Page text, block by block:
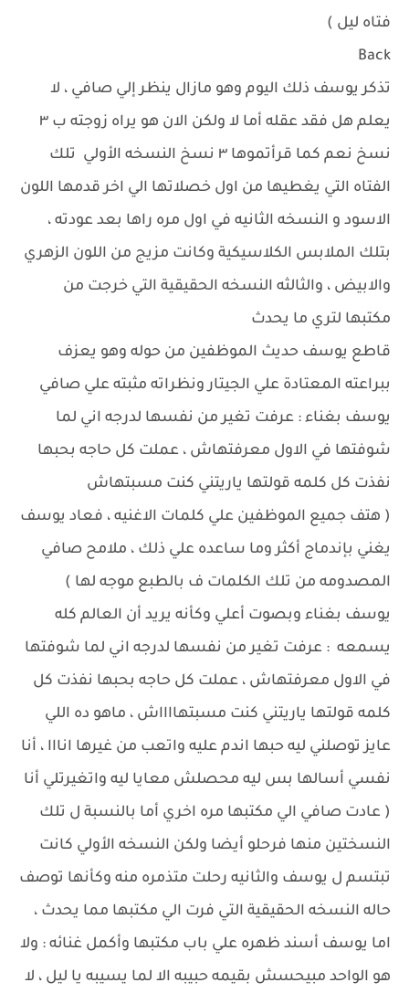
فتاه ليل )
Back
تذكر يوسف ذلك اليوم وهو مازال ينظر إلي صافي ، لا
يعلم هل فقد عقله أما لا ولكن الان هو يراه زوجته ب ٣
نسخ نعم كما قرأتموها ٣ نسخ النسخه الأولي تلك
الفتاه التي يغطيها من اول خصلاتها الي اخر قدمها اللون
الاسود و النسخه الثانيه في اول مره راها بعد عودته ،
بتلك الملابس الكلاسيكية وكانت مزيج من اللون الزهري
والابيض ، والثالثه النسخه الحقيقية التي خرجت من
مكتبها لتري ما يحدث
قاطع يوسف حديث الموظفين من حوله وهو يعزف
ببراعته المعتادة علي الجيتار ونظراته مثبته علي صافي
يوسف بغناء : عرفت تغير من نفسها لدرجه اني لما
شوفتها في الاول معرفتهاش ، عملت كل حاجه بحبها
نفذت كل كلمه قولتها ياريتني كنت مسبتهاش
( هتف جميع الموظفين علي كلمات الاغنيه ، فعاد يوسف
يغني بإندماج أكثر وما ساعده علي ذلك ، ملامح صافي
المصدومه من تلك الكلمات ف بالطبع موجه لها )
يوسف بغناء وبصوت أعلي وكأنه يريد أن العالم كله
يسمعه : عرفت تغير من نفسها لدرجه اني لما شوفتها
في الاول معرفتهاش ، عملت كل حاجه بحبها نفذت كل
كلمه قولتها ياريتني كنت مسبتهااااش ، ماهو ده اللي
عايز توصلني ليه حبها اندم عليه واتعب من غيرها انااا ، أنا
نفسي أسالها بس ليه محصلش معايا ليه واتغيرتلي أنا
( عادت صافي الي مكتبها مره اخري أما بالنسبة ل تلك
النسختين منها فرحلو أيضا ولكن النسخه الأولي كانت
تبتسم ل يوسف والثانيه رحلت متذمره منه وكأنها توصف
حاله النسخه الحقيقية التي فرت الي مكتبها مما يحدث ،
اما يوسف أسند ظهره علي باب مكتبها وأكمل غنائه : ولا
هو الواحد مبيحسش بقيمه حبيبه الا لما يسيبه يا ليل ، لا